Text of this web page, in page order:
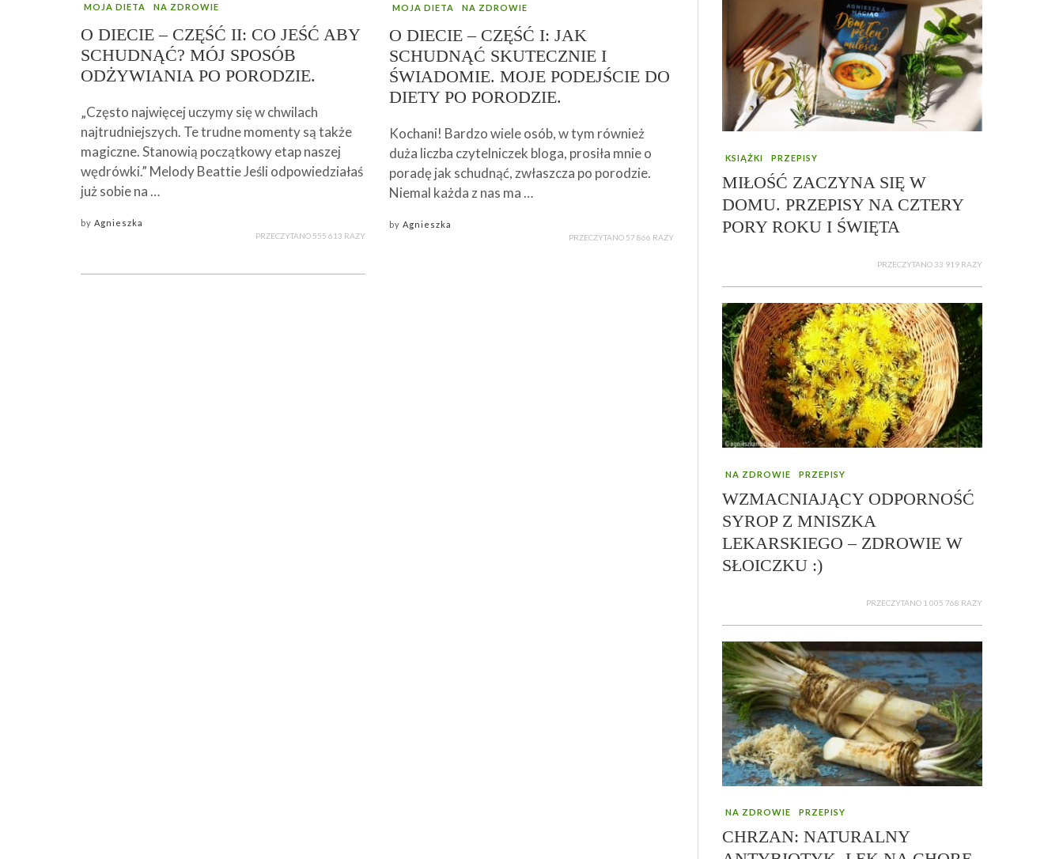
MOJA DIETA NA ZDROWIE
O DIECIE – CZĘŚĆ II: CO JEŚĆ ABY
SCHUDNĄĆ? MÓJ SPOSÓB
ODŻYWIANIA PO PORODZIE.
„Często najwięcej uczymy się w chwilach
najtrudniejszych. Te trudne momenty są także
magiczne. Stanowią początkowy etap naszej
wędrówki.” Melody Beattie Jeśli odpowiedziałaś
już sobie na …
by Agnieszka
PRZECZYTANO 555 613 RAZY
MOJA DIETA NA ZDROWIE
O DIECIE – CZĘŚĆ I: JAK
SCHUDNĄĆ SKUTECZNIE I
ŚWIADOMIE. MOJE PODEJŚCIE DO
DIETY PO PORODZIE.
Kochani! Bardzo wiele osób, w tym również
duża liczba czytelniczek bloga, prosiła mnie o
poradę jak schudnąć, zwłaszcza po porodzie.
Niemal każda z nas ma …
by Agnieszka
PRZECZYTANO 57 866 RAZY
KSIĄŻKI PRZEPISY
MIŁOŚĆ ZACZYNA SIĘ W
DOMU. PRZEPISY NA CZTERY
PORY ROKU I ŚWIĘTA
PRZECZYTANO 33 919 RAZY
NA ZDROWIE PRZEPISY
WZMACNIAJĄCY ODPORNOŚĆ
SYROP Z MNISZKA
LEKARSKIEGO – ZDROWIE W
SŁOICZKU :)
PRZECZYTANO 1 005 768 RAZY
NA ZDROWIE PRZEPISY
CHRZAN: NATURALNY